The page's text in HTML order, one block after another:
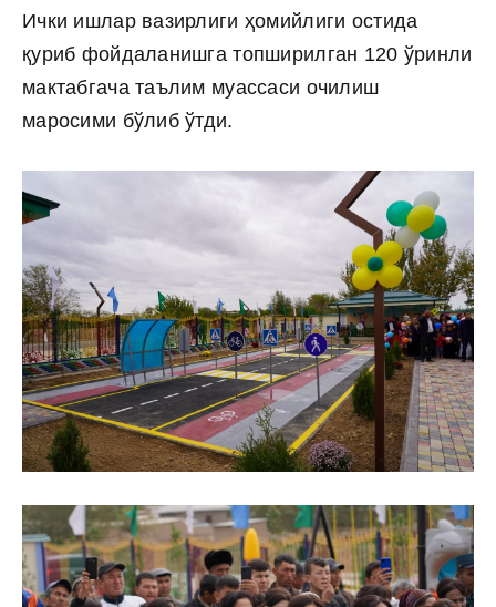
Ички ишлар вазирлиги ҳомийлиги остида
қуриб фойдаланишга топширилган 120 ўринли
мактабгача таълим муассаси очилиш
маросими бўлиб ўтди.